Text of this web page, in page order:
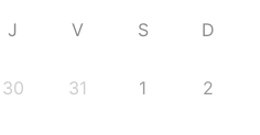
J V S D
30 31 1 2